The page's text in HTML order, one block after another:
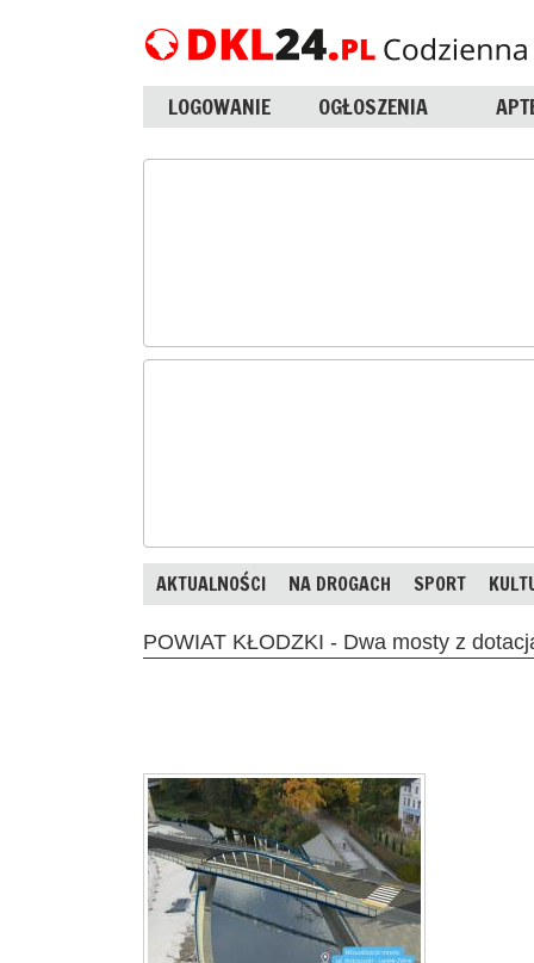
LOGOWANIE OGŁOSZENIA
AKTUALNOŚCI NA DROGACH SPORT
POWIAT KŁODZKI - Dwa mosty z